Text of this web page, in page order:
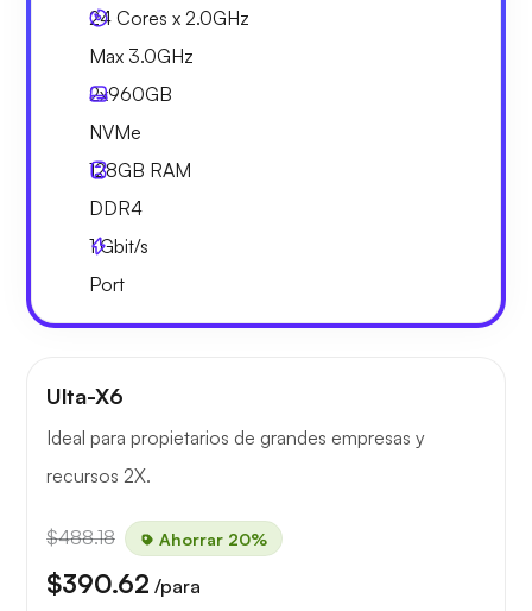
24 Cores x 2.0GHz
Max 3.0GHz
2x960GB
NVMe
128GB RAM
DDR4
1Gbit/s
Port
Ulta-X6
Ideal para propietarios de grandes empresas y
recursos 2X.
$488.18 Ahorrar 20%
$390.62 /para